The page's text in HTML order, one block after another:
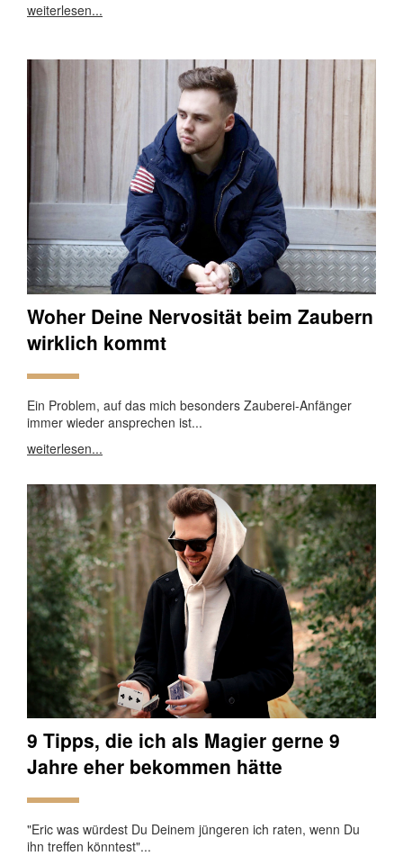
weiterlesen...
Woher Deine Nervosität beim Zaubern
wirklich kommt
Ein Problem, auf das mich besonders Zauberei-Anfänger
immer wieder ansprechen ist...
weiterlesen...
9 Tipps, die ich als Magier gerne 9
Jahre eher bekommen hätte
"Eric was würdest Du Deinem jüngeren ich raten, wenn Du
ihn treffen könntest"...